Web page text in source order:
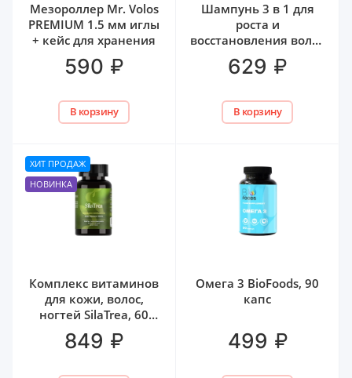
Мезороллер Mr. Volos
PREMIUM 1.5 мм иглы
+ кейс для хранения
590 ₽
В корзину
Шампунь 3 в 1 для
роста и
восстановления волос
Mr. Volos, 250 мл
629 ₽
В корзину
ХИТ ПРОДАЖ
НОВИНКА
Комплекс витаминов
для кожи, волос,
ногтей SilaTrea, 60
капс
849 ₽
Омега 3 BioFoods, 90
капс
499 ₽